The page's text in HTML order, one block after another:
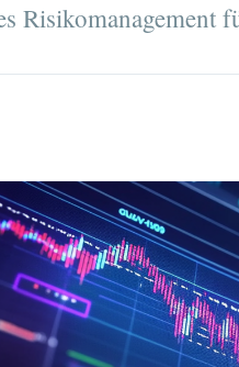
Risikomanagement